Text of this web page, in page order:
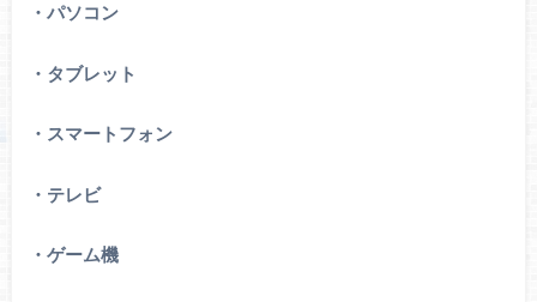
・パソコン
・タブレット
・スマートフォン
・テレビ
・ゲーム機